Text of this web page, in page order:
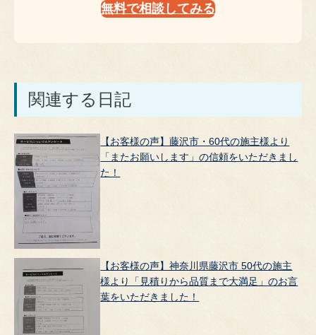
無料で相談してみる
関連する日記
【お客様の声】藤沢市・60代の施主様より
「またお願いします」の信頼をいただきまし
た！
【お客様の声】神奈川県藤沢市 50代の施主
様より「見積りから品質まで大満足」のお言
葉をいただきました！